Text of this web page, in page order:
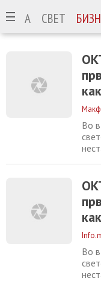
СВЕТ
и
Во
на
врз
и
Во